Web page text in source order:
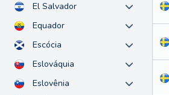
El Salvador
Equador
Escócia
Eslováquia
Eslovênia